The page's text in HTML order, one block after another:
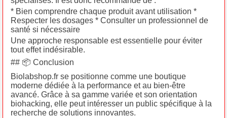
* Bien comprendre chaque produit avant utilisation *
Respecter les dosages * Consulter un professionnel de
santé si nécessaire
Une approche responsable est essentielle pour éviter
tout effet indésirable.
## 📦 Conclusion
Biolabshop.fr se positionne comme une boutique
moderne dédiée à la performance et au bien-être
avancé. Grâce à sa gamme variée et son orientation
biohacking, elle peut intéresser un public spécifique à la
recherche de solutions innovantes.